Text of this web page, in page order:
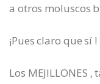
a otros moluscos
¡Pues claro que sí !
Los MEJILLONES